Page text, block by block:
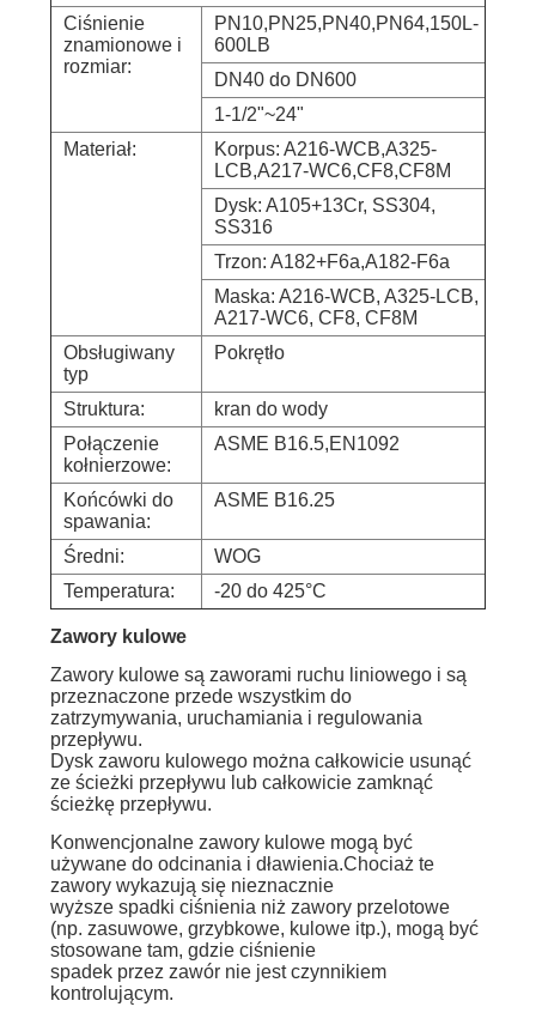
Ciśnienie
znamionowe i
rozmiar:
PN10,PN25,PN40,PN64,150L-
600LB
DN40 do DN600
1-1/2"~24"
Materiał:
Korpus: A216-WCB,A325-
LCB,A217-WC6,CF8,CF8M
Dysk: A105+13Cr, SS304,
SS316
Trzon: A182+F6a,A182-F6a
Maska: A216-WCB, A325-LCB,
A217-WC6, CF8, CF8M
Obsługiwany
typ
Pokrętło
Struktura:
kran do wody
Połączenie
kołnierzowe:
ASME B16.5,EN1092
Końcówki do
spawania:
ASME B16.25
Średni:
WOG
Temperatura:
-20 do 425°C
Zawory kulowe
Zawory kulowe są zaworami ruchu liniowego i są
przeznaczone przede wszystkim do
zatrzymywania, uruchamiania i regulowania
przepływu.
Dysk zaworu kulowego można całkowicie usunąć
ze ścieżki przepływu lub całkowicie zamknąć
ścieżkę przepływu.
Konwencjonalne zawory kulowe mogą być
używane do odcinania i dławienia.Chociaż te
zawory wykazują się nieznacznie
wyższe spadki ciśnienia niż zawory przelotowe
(np. zasuwowe, grzybkowe, kulowe itp.), mogą być
stosowane tam, gdzie ciśnienie
spadek przez zawór nie jest czynnikiem
kontrolującym.